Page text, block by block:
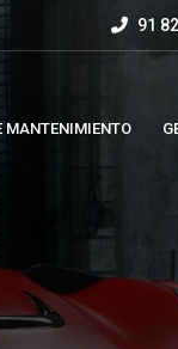
91
MANTENIMIENTO